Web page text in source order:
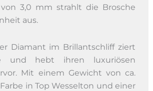
3,0 mm strahlt die Brosche
aus.
Diamant im Brillantschliff ziert
und hebt ihren luxuriösen
Mit einem Gewicht von ca.
in Top Wesselton und einer